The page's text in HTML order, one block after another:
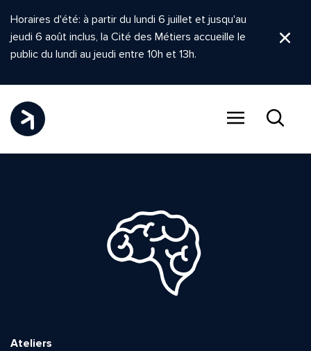
Horaires d'été: à partir du lundi 6 juillet et jusqu'au
jeudi 6 août inclus, la Cité des Métiers accueille le
public du lundi au jeudi entre 10h et 13h.
Ateliers